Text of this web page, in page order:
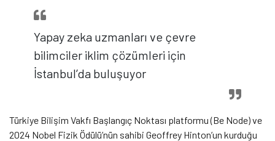
Yapay zeka uzmanları ve çevre
bilimciler iklim çözümleri için
İstanbul’da buluşuyor
Türkiye Bilişim Vakfı Başlangıç Noktası platformu (Be Node) ve
2024 Nobel Fizik Ödülü’nün sahibi Geoffrey Hinton’un kurduğu